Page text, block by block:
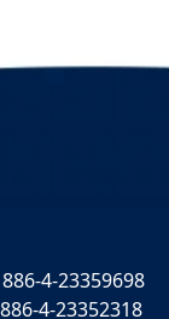
886-4-23359698
886-4-23352318